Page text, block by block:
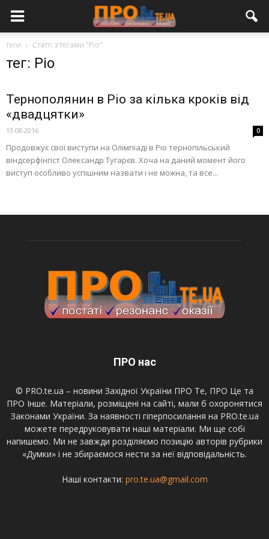
теги Статті з тегами "Ріо"
тег: Ріо
Тернополянин в Ріо за кілька кроків від
«двадцятки»
13.08.2016 0
Продовжує свої виступи на Олімпіаді в Ріо тернопільський
віндсерфінгіст Олександр Тугарєв. Хоча на даний момент його
виступ особливо успішним назвати і не можна, та все...
ПРО нас
© PRO.te.ua – новини Західної України ПРО Те, ПРО Це та
ПРО Інше. Матеріали, розміщені на сайті, мали б охоронятися
Законами України. За наявності гіперпосилання на PRO.te.ua
можете передруковувати наші матеріали. Ми ще собі
напишемо. Ми не завжди розділяємо позицію авторів рубрики
«Думки» і не збираємося нести за неї відповідальність.
Наші контакти: pro.te.ua@gmail.com